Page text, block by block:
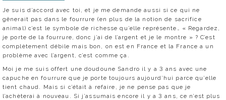
Je suis d’accord avec toi, et je me demande aussi si ce qui ne
gênerait pas dans le fourrure (en plus de la notion de sacrifice
animal) c’est le symbole de richesse qu’elle représente… « Regardez,
je porte de la fourrure, donc j’ai de l’argent et je le montre » ? C’est
complètement débile mais bon, on est en France et la France a un
problème avec l’argent, c’est comme ça.
Moi je me suis offert une doudoune Sandro il y a 3 ans avec une
capuche en fourrure que je porte toujours aujourd’hui parce qu’elle
tient chaud. Mais si c’était à refaire, je ne pense pas que je
l’achèterai à nouveau. Si j’assumais encore il y a 3 ans, ce n’est plus